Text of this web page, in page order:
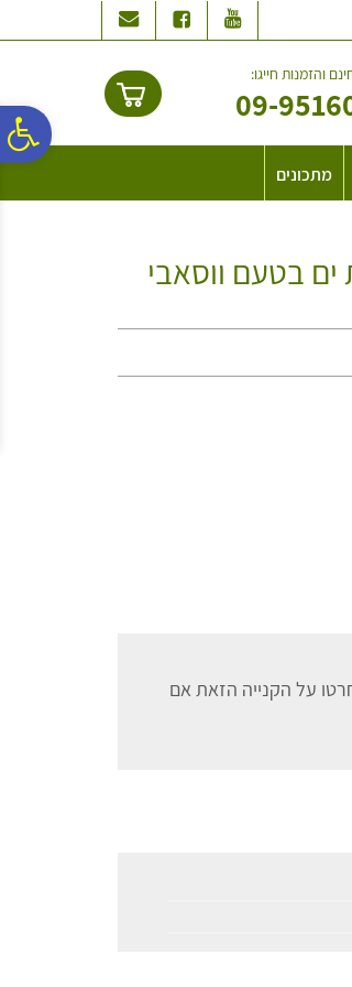
נגישות
אתר
המרכזי
והזמנות חייגו:
09-
מתכונים
ים בטעם ווסאבי
על הקנייה הזאת אם